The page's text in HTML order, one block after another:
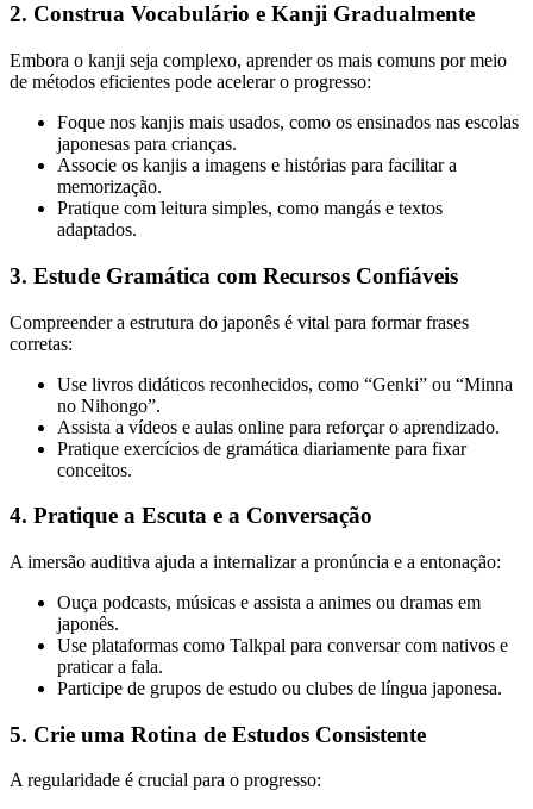
2. Construa Vocabulário e Kanji Gradualmente
Embora o kanji seja complexo, aprender os mais comuns por meio
de métodos eficientes pode acelerar o progresso:
Foque nos kanjis mais usados, como os ensinados nas escolas
japonesas para crianças.
Associe os kanjis a imagens e histórias para facilitar a
memorização.
Pratique com leitura simples, como mangás e textos
adaptados.
3. Estude Gramática com Recursos Confiáveis
Compreender a estrutura do japonês é vital para formar frases
corretas:
Use livros didáticos reconhecidos, como “Genki” ou “Minna
no Nihongo”.
Assista a vídeos e aulas online para reforçar o aprendizado.
Pratique exercícios de gramática diariamente para fixar
conceitos.
4. Pratique a Escuta e a Conversação
A imersão auditiva ajuda a internalizar a pronúncia e a entonação:
Ouça podcasts, músicas e assista a animes ou dramas em
japonês.
Use plataformas como Talkpal para conversar com nativos e
praticar a fala.
Participe de grupos de estudo ou clubes de língua japonesa.
5. Crie uma Rotina de Estudos Consistente
A regularidade é crucial para o progresso: